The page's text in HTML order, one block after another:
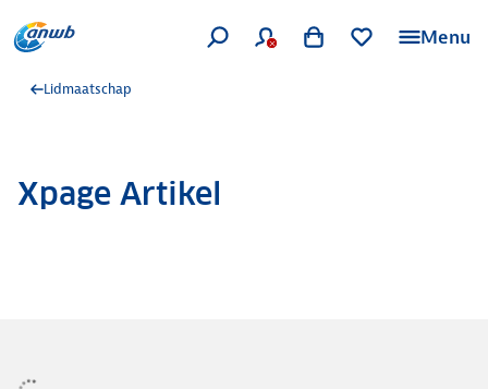
Menu
Lidmaatschap
Xpage Artikel